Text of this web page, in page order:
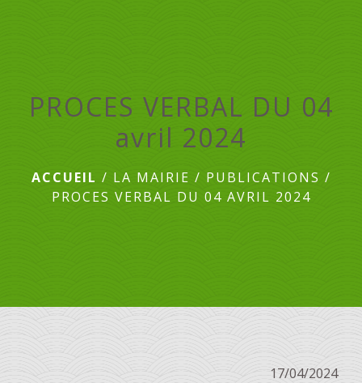
PROCES VERBAL DU 04
avril 2024
ACCUEIL / LA MAIRIE / PUBLICATIONS /
PROCES VERBAL DU 04 AVRIL 2024
17/04/2024